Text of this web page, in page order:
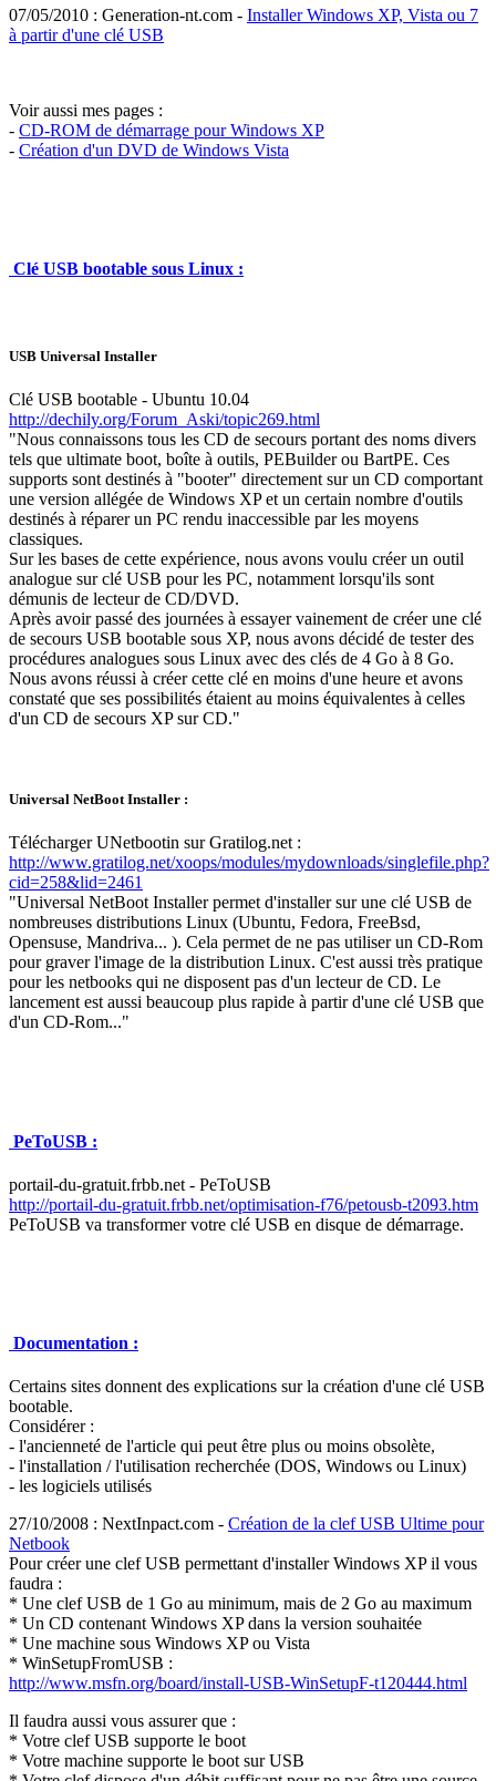
07/05/2010 : Generation-nt.com - Installer Windows XP, Vista ou 7
à partir d'une clé USB
Voir aussi mes pages :
- CD-ROM de démarrage pour Windows XP
- Création d'un DVD de Windows Vista
Clé USB bootable sous Linux :
USB Universal Installer
Clé USB bootable - Ubuntu 10.04
http://dechily.org/Forum_Aski/topic269.html
"Nous connaissons tous les CD de secours portant des noms divers
tels que ultimate boot, boîte à outils, PEBuilder ou BartPE. Ces
supports sont destinés à "booter" directement sur un CD comportant
une version allégée de Windows XP et un certain nombre d'outils
destinés à réparer un PC rendu inaccessible par les moyens
classiques.
Sur les bases de cette expérience, nous avons voulu créer un outil
analogue sur clé USB pour les PC, notamment lorsqu'ils sont
démunis de lecteur de CD/DVD.
Après avoir passé des journées à essayer vainement de créer une clé
de secours USB bootable sous XP, nous avons décidé de tester des
procédures analogues sous Linux avec des clés de 4 Go à 8 Go.
Nous avons réussi à créer cette clé en moins d'une heure et avons
constaté que ses possibilités étaient au moins équivalentes à celles
d'un CD de secours XP sur CD."
Universal NetBoot Installer :
Télécharger UNetbootin sur Gratilog.net :
http://www.gratilog.net/xoops/modules/mydownloads/singlefile.php?
cid=258&lid=2461
"Universal NetBoot Installer permet d'installer sur une clé USB de
nombreuses distributions Linux (Ubuntu, Fedora, FreeBsd,
Opensuse, Mandriva... ). Cela permet de ne pas utiliser un CD-Rom
pour graver l'image de la distribution Linux. C'est aussi très pratique
pour les netbooks qui ne disposent pas d'un lecteur de CD. Le
lancement est aussi beaucoup plus rapide à partir d'une clé USB que
d'un CD-Rom..."
PeToUSB :
portail-du-gratuit.frbb.net - PeToUSB
http://portail-du-gratuit.frbb.net/optimisation-f76/petousb-t2093.htm
PeToUSB va transformer votre clé USB en disque de démarrage.
Documentation :
Certains sites donnent des explications sur la création d'une clé USB
bootable.
Considérer :
- l'ancienneté de l'article qui peut être plus ou moins obsolète,
- l'installation / l'utilisation recherchée (DOS, Windows ou Linux)
- les logiciels utilisés
27/10/2008 : NextInpact.com - Création de la clef USB Ultime pour
Netbook
Pour créer une clef USB permettant d'installer Windows XP il vous
faudra :
* Une clef USB de 1 Go au minimum, mais de 2 Go au maximum
* Un CD contenant Windows XP dans la version souhaitée
* Une machine sous Windows XP ou Vista
* WinSetupFromUSB :
http://www.msfn.org/board/install-USB-WinSetupF-t120444.html
Il faudra aussi vous assurer que :
* Votre clef USB supporte le boot
* Votre machine supporte le boot sur USB